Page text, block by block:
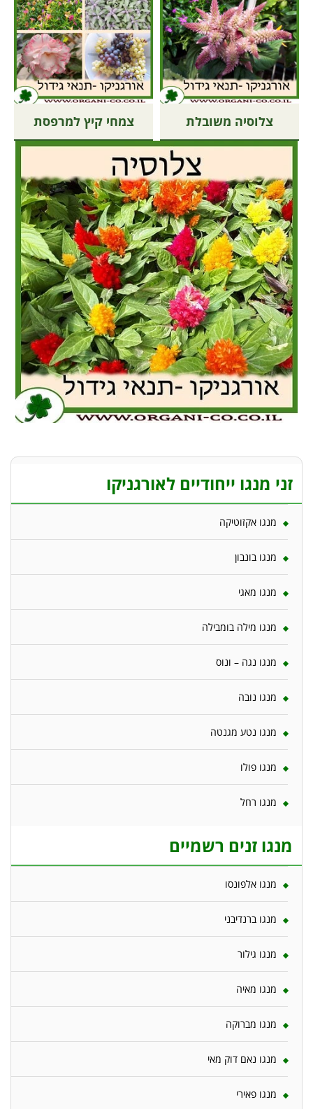
צלוסיה משובלת צמחי קיץ למרפסת
זני מנגו ייחודיים לאורגניקו
מנגו אקזוטיקה
מנגו בונבון
מנגו מאגי
מנגו מילה בומבילה
מנגו נגה – ונוס
מנגו נובה
מנגו נטע מגנטה
מנגו פולו
מנגו רחל
מנגו זנים רשמיים
מנגו אלפונסו
מנגו ברנדיבני
מנגו גילור
מנגו מאיה
מנגו מברוקה
מנגו נאם דוק מאי
מנגו פאירי